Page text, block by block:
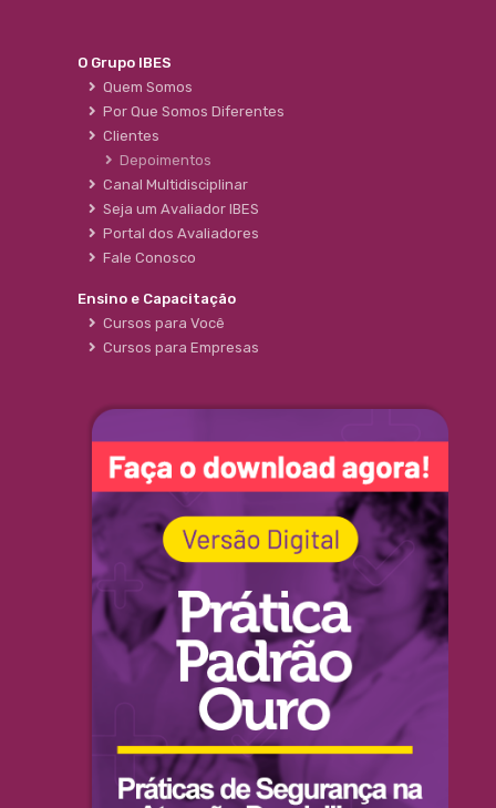
O Grupo IBES
Quem Somos
Por Que Somos Diferentes
Clientes
Depoimentos
Canal Multidisciplinar
Seja um Avaliador IBES
Portal dos Avaliadores
Fale Conosco
Ensino e Capacitação
Cursos para Você
Cursos para Empresas